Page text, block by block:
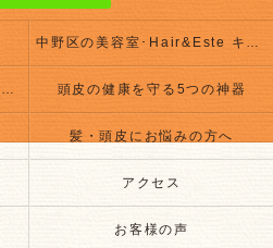
中野区の美容室･Hair&Este キャロットの評判
中野区の美容室･Hair&Este キャロットのお客様の声 頭皮の健康を守る5つの神器
髪・頭皮にお悩みの方へ
アクセス
お客様の声